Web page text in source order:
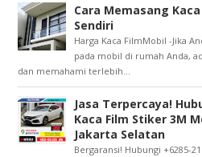
Cara Memasang
Sendiri
Harga Kaca FilmMobil -Jika
pada mobil di rumah Anda,
dan memahami terlebih...
Jasa Terpercaya!
Kaca Film Stiker 3M
Jakarta Selatan
Bergaransi! Hubungi +6285-